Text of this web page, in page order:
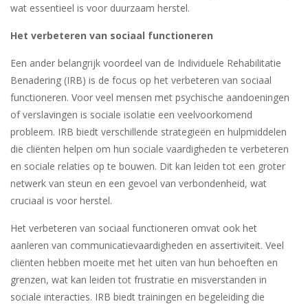
wat essentieel is voor duurzaam herstel.
Het verbeteren van sociaal functioneren
Een ander belangrijk voordeel van de Individuele Rehabilitatie
Benadering (IRB) is de focus op het verbeteren van sociaal
functioneren. Voor veel mensen met psychische aandoeningen
of verslavingen is sociale isolatie een veelvoorkomend
probleem. IRB biedt verschillende strategieën en hulpmiddelen
die cliënten helpen om hun sociale vaardigheden te verbeteren
en sociale relaties op te bouwen. Dit kan leiden tot een groter
netwerk van steun en een gevoel van verbondenheid, wat
cruciaal is voor herstel.
Het verbeteren van sociaal functioneren omvat ook het
aanleren van communicatievaardigheden en assertiviteit. Veel
cliënten hebben moeite met het uiten van hun behoeften en
grenzen, wat kan leiden tot frustratie en misverstanden in
sociale interacties. IRB biedt trainingen en begeleiding die